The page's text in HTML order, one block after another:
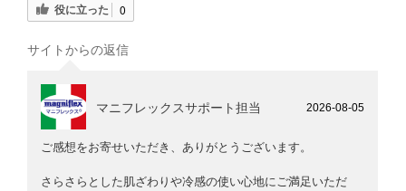
役に立った 0
サイトからの返信
マニフレックスサポート担当 2026-08-05
ご感想をお寄せいただき、ありがとうございます。
さらさらとした肌ざわりや冷感の使い心地にご満足いただ